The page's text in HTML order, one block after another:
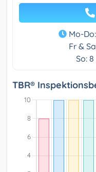
Mo-
Fr &
So:
TBR®